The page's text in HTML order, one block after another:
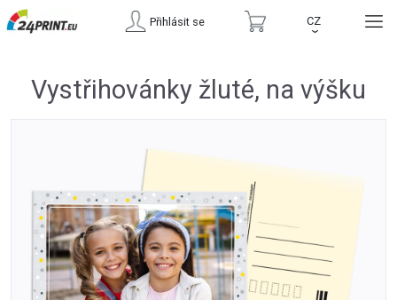
Přihlásit se CZ
›
Vystřihovánky žluté, na výšku